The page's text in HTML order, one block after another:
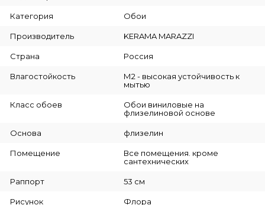
Категория Обои
Производитель KERAMA MARAZZI
Страна Россия
Влагостойкость
М2 - высокая устойчивость к
мытью
Класс обоев
Обои виниловые на
флизелиновой основе
Основа флизелин
Помещение
Все помещения. кроме
сантехнических
Раппорт 53 см
Рисунок Флора